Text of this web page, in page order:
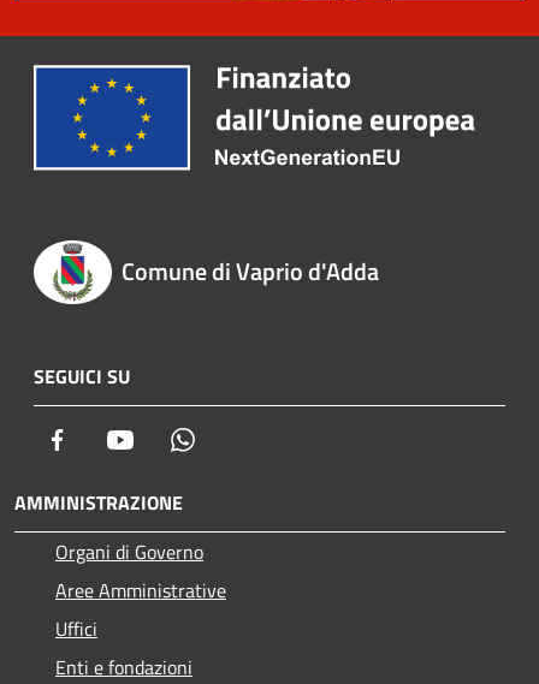
Comune di Vaprio d'Adda
SEGUICI SU
Facebook Youtube
AMMINISTRAZIONE
Organi di Governo
Aree Amministrative
Uffici
Enti e fondazioni